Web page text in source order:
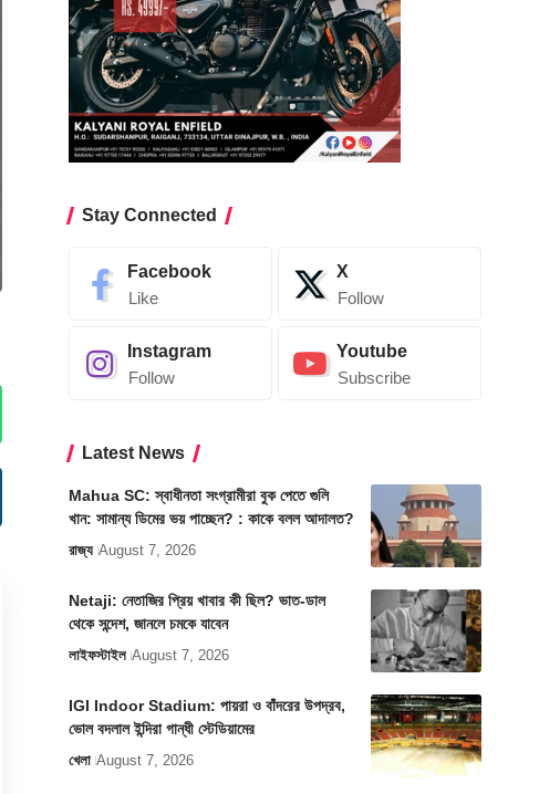
Stay Connected
Facebook
Like
X
Follow
Instagram
Follow
Youtube
Subscribe
Latest News
Mahua SC: স্বাধীনতা সংগ্রামীরা বুক পেতে গুলি
খান: সামান্য ডিমের ভয় পাচ্ছেন? : কাকে বলল আদালত?
রাজ্য August 7, 2026
Netaji: নেতাজির প্রিয় খাবার কী ছিল? ভাত-ডাল
থেকে সন্দেশ, জানলে চমকে যাবেন
লাইফস্টাইল August 7, 2026
IGI Indoor Stadium: পায়রা ও বাঁদরের উপদ্রব,
ভোল বদলাল ইন্দিরা গান্ধী স্টেডিয়ামের
খেলা August 7, 2026